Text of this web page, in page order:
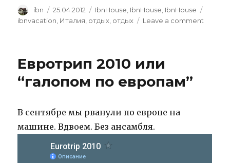
Author
ibn
Posted
on
25.04.2012 Categories
IbnHouse IbnHouse IbnHouse
ibnvacation Италия отдых отдых Leave a comment
Евротрип 2010 или
“галопом по европам”
В сентябре мы рванули по европе на
машине. Вдвоем. Без ансамбля.